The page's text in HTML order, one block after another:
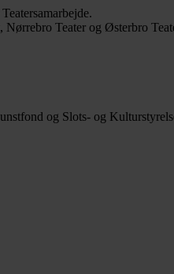
Nørrebro Teater og Østerbro
og Slots- og